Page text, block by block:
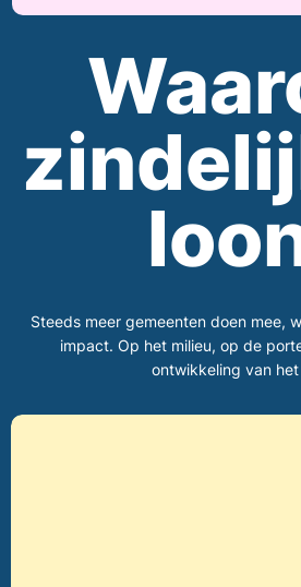
Steeds meer gemeenten doen mee,
impact. Op het milieu, op de
ontwikkeling van